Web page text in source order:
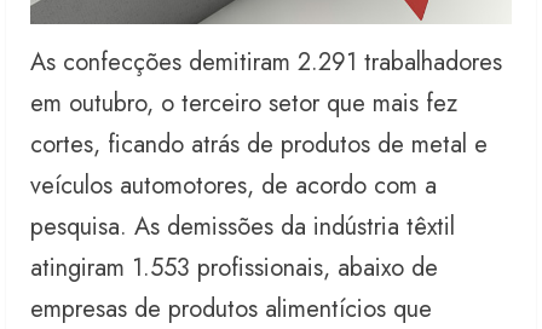
As confecções demitiram 2.291 trabalhadores
em outubro, o terceiro setor que mais fez
cortes, ficando atrás de produtos de metal e
veículos automotores, de acordo com a
pesquisa. As demissões da indústria têxtil
atingiram 1.553 profissionais, abaixo de
empresas de produtos alimentícios que